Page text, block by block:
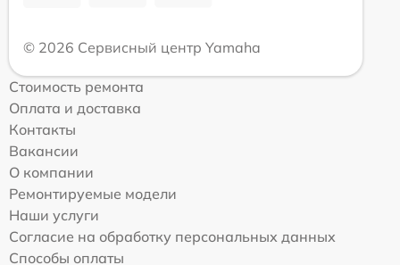
© 2026 Сервисный центр Yamaha
Стоимость ремонта
Оплата и доставка
Контакты
Вакансии
О компании
Ремонтируемые модели
Наши услуги
Согласие на обработку персональных данных
Способы оплаты